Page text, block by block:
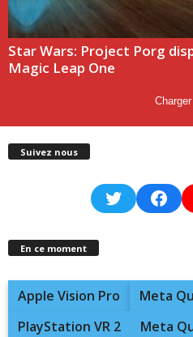
Star Wars: Project Porg
Magic Leap One
Suivez nous
Twitter
En ce moment
Apple Vision Pro
Meta
PlayStation VR 2
Meta